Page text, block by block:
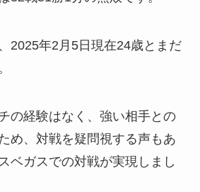
2025年2月5日現在24歳とまだ
の経験はなく、強い相手との
め、対戦を疑問視する声もあ
ベガスでの対戦が実現しまし